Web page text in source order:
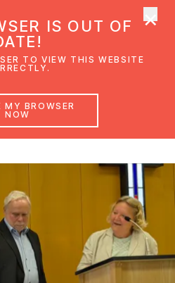
IS OUT OF
TO VIEW THIS WEBSITE
MY BROWSER
NOW
×